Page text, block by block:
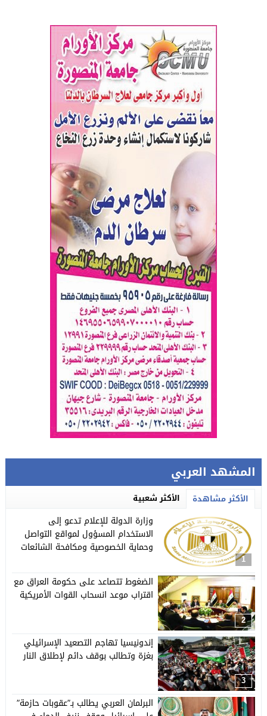
المشهد العربي
الأكثر مشاهدة الأكثر شعبية
1
وزارة الدولة للإعلام تدعو إلى
الاستخدام المسؤول لمواقع التواصل
وحماية الخصوصية ومكافحة الشائعات
2
الضغوط تتصاعد على حكومة العراق مع
اقتراب موعد انسحاب القوات الأمريكية
3
إندونيسيا تهاجم التصعيد الإسرائيلي
بغزة وتطالب بوقف دائم لإطلاق النار
البرلمان العربي يطالب بـ”عقوبات حازمة”